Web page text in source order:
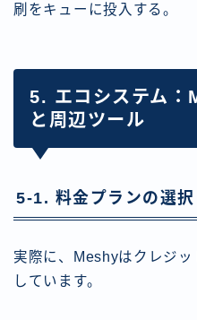
刷をキューに投入する。
5. エコシステム
と周辺ツール
5-1. 料金プランの選択
実際に、Meshyはクレジ
しています。